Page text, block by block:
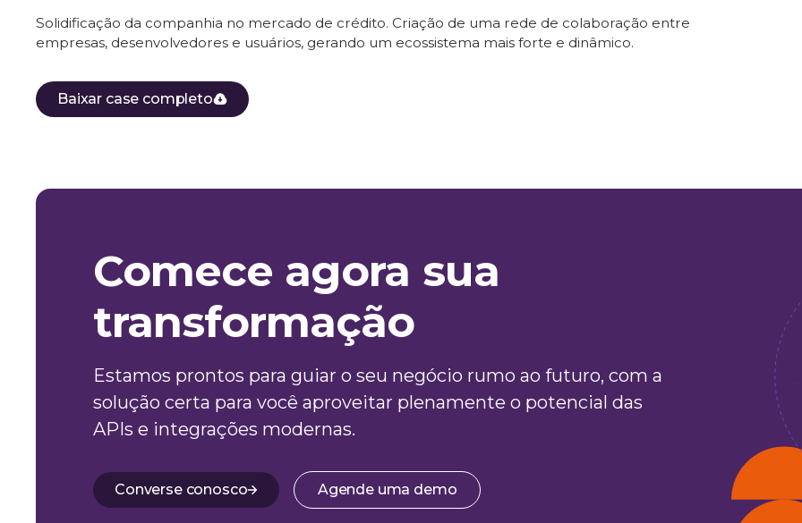
Solidificação da companhia no mercado de crédito. Criação de uma rede de colaboração entre
empresas, desenvolvedores e usuários, gerando um ecossistema mais forte e dinâmico.
Baixar case completo
Comece agora sua
transformação
Estamos prontos para guiar o seu negócio rumo ao futuro, com a
solução certa para você aproveitar plenamente o potencial das
APIs e integrações modernas.
Converse conosco Agende uma demo